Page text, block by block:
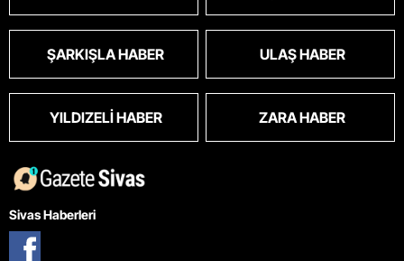
ŞARKIŞLA HABER ULAŞ HABER
YILDIZELI HABER ZARA HABER
Sivas Haberleri